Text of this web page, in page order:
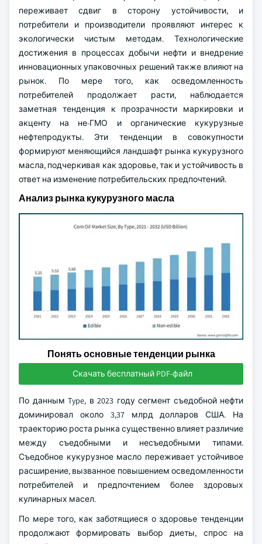
переживает сдвиг в сторону устойчивости, и
потребители и производители проявляют интерес к
экологически чистым методам.
Технологические
достижения в процессах добычи нефти и внедрение
инновационных упаковочных решений также влияют на
рынок. По мере того, как осведомленность
потребителей продолжает расти, наблюдается
заметная тенденция к прозрачности маркировки и
акценту на не-ГМО и органические кукурузные
нефтепродукты. Эти тенденции в совокупности
формируют меняющийся ландшафт рынка кукурузного
масла, подчеркивая как здоровье, так и устойчивость в
ответ на изменение потребительских предпочтений.
Анализ рынка кукурузного масла
Понять основные тенденции рынка
Скачать бесплатный PDF-файл
По данным Type, в 2023 году сегмент съедобной нефти
доминировал около 3,37 млрд долларов США. На
траекторию роста рынка существенно влияет различие
между съедобными и несъедобными типами.
Съедобное кукурузное масло переживает устойчивое
расширение, вызванное повышением осведомленности
потребителей и предпочтением более здоровых
кулинарных масел.
По мере того, как заботящиеся о здоровье тенденции
продолжают формировать выбор диеты, спрос на